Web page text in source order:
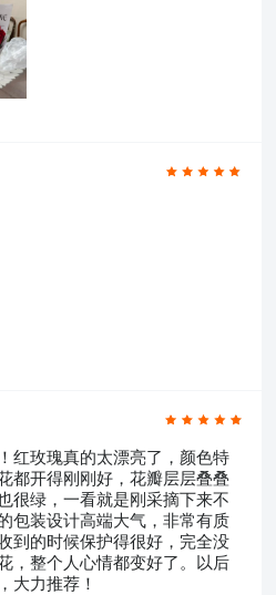
红玫瑰真的太漂亮了，颜色特
都开得刚刚好，花瓣层层叠叠
很绿，一看就是刚采摘下来不
包装设计高端大气，非常有质
到的时候保护得很好，完全没
，整个人心情都变好了。以后
大力推荐！